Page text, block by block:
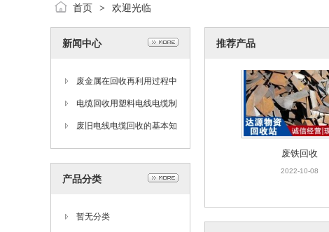
首页 > 欢迎光临
新闻中心
废金属在回收再利用过程中
如何产生更大的利用
电缆回收用塑料电线电缆制
造基本工艺流程
废旧电线电缆回收的基本知
识
产品分类
暂无分类
推荐产品
废铁回收
2022-10-08